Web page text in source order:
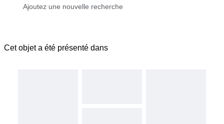
Cet objet a été présenté dans